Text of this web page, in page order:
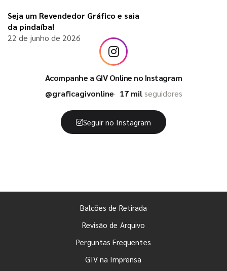
Seja um Revendedor Gráfico e saia
da pindaíba!
22 de junho de 2026
Acompanhe a GIV Online no Instagram
@graficagivonline
17 milseguidores
Seguir no Instagram
Balcões de Retirada
Revisão de Arquivo
Perguntas Frequentes
GIV na Imprensa